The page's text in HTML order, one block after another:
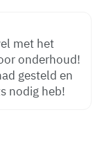
met het
onderhoud!
gesteld en
nodig heb!